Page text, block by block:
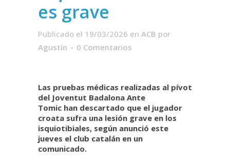
es grave
Publicado el 19/03/2026 en ACB por
Agustín
0 Comentarios
Las pruebas médicas realizadas al pívot
del Joventut Badalona Ante
Tomic han descartado que el jugador
croata sufra una lesión grave en los
isquiotibiales, según anunció este
jueves el club catalán en un
comunicado.